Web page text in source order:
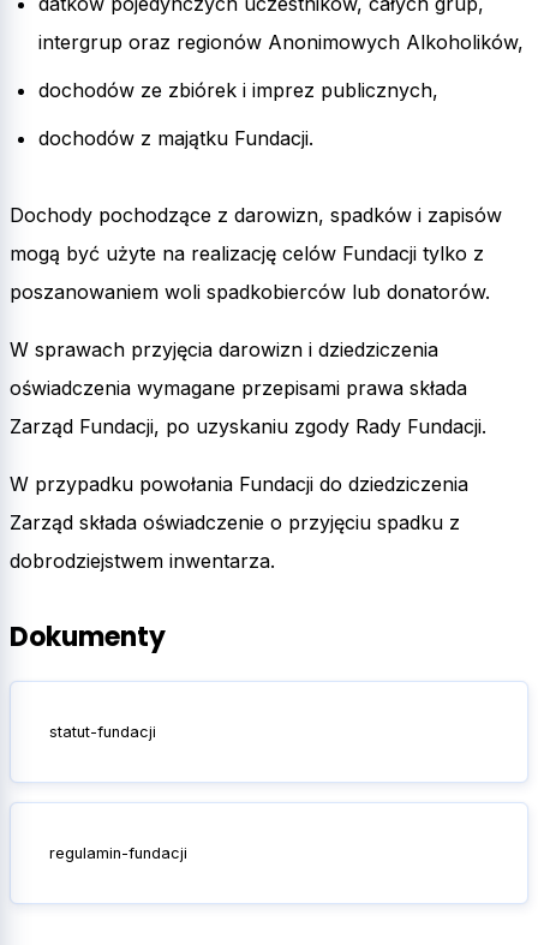
intergrup oraz regionów Anonimowych Alkoholików,
dochodów ze zbiórek i imprez publicznych,
dochodów z majątku Fundacji.
Dochody pochodzące z darowizn, spadków i zapisów
mogą być użyte na realizację celów Fundacji tylko z
poszanowaniem woli spadkobierców lub donatorów.
W sprawach przyjęcia darowizn i dziedziczenia
oświadczenia wymagane przepisami prawa składa
Zarząd Fundacji, po uzyskaniu zgody Rady Fundacji.
W przypadku powołania Fundacji do dziedziczenia
Zarząd składa oświadczenie o przyjęciu spadku z
dobrodziejstwem inwentarza.
Dokumenty
statut-fundacji
regulamin-fundacji